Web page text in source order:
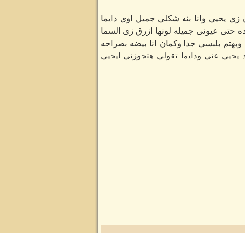
علشان اكون زى يحيى وانا بئه شكلى جميل اوى دايما
حتى عيونى جميله لونها ازرق زى السما
بلبسى جدا وكمان انا بيضه بصراحه
عنى ودايما تقولى هتجوزنى ليحيى